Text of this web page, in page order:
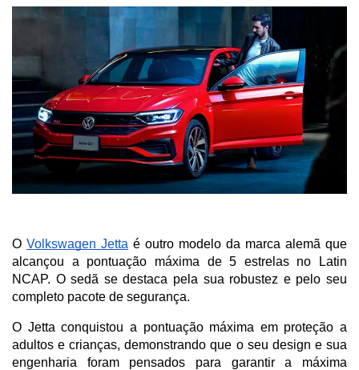
O Volkswagen Jetta é outro modelo da marca alemã que
alcançou a pontuação máxima de 5 estrelas no Latin
NCAP. O sedã se destaca pela sua robustez e pelo seu
completo pacote de segurança.
O Jetta conquistou a pontuação máxima em proteção a
adultos e crianças, demonstrando que o seu design e sua
engenharia foram pensados para garantir a máxima